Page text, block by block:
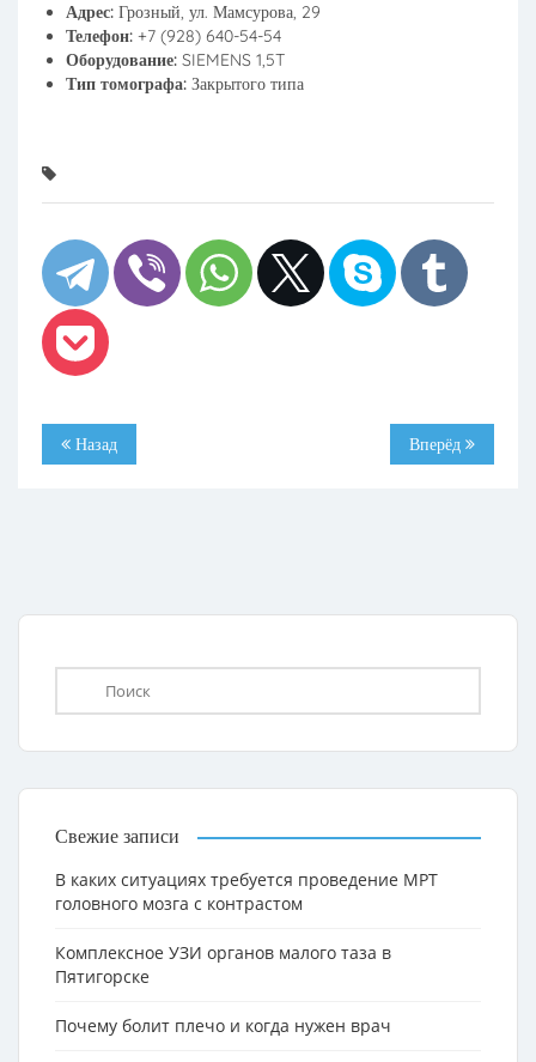
Адрес: Грозный, ул. Мамсурова, 29
Телефон: +7 (928) 640-54-54
Оборудование: SIEMENS 1,5T
Тип томографа: Закрытого типа
Назад Вперёд
Свежие записи
В каких ситуациях требуется проведение МРТ
головного мозга с контрастом
Комплексное УЗИ органов малого таза в
Пятигорске
Почему болит плечо и когда нужен врач